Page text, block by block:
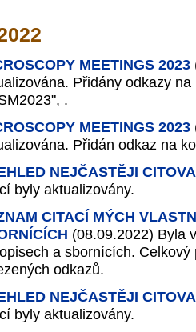
MEETINGS 2023
Přidány odkazy
.
MEETINGS 2023
Přidán odkaz na
NEJČASTĚJI
byly aktualizovány.
CITACÍ MÝCH
(08.09.2022) Byla
a sbornících.
odkazů.
NEJČASTĚJI
byly aktualizovány.